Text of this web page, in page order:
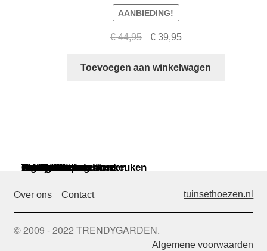
AANBIEDING!
€44,95
Oorspronkelijke
was:
€39,95Huidige
is:
Toevoegen aan winkelwagen
Tuinmeubelen
Parasols
Paviljoens
Loungesethoezen
Lounge dining hoezen
Tuinsethoezen
Parasolhoezen
Bankhoezen
Stoelhoezen
Kussentassen
Tafelhoezen
Barbecue en buitenkeuken
Ligbedhoezen
Aerocover
Garden Impressions
Coverit
Eurotrail
Over ons Contact tuinsethoezen.nl
© 2009 - 2022 TRENDYGARDEN.
Algemene voorwaarden